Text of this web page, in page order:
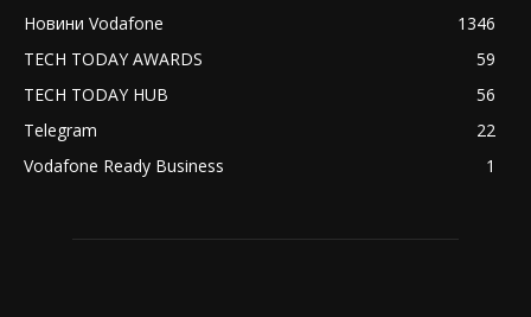
Новини Vodafone
1346
TECH TODAY AWARDS
59
TECH TODAY HUB
56
Telegram
22
Vodafone Ready Business
1